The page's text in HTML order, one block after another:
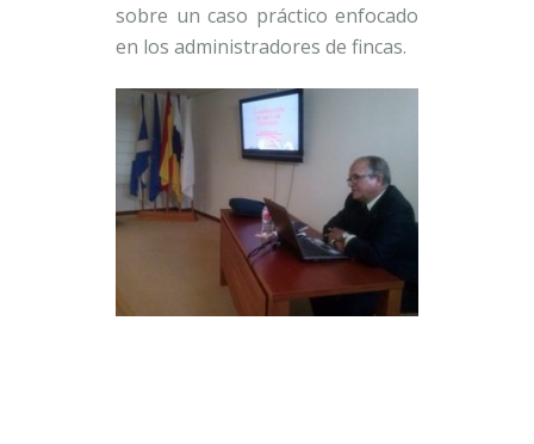
sobre un caso práctico enfocado
en los administradores de fincas.